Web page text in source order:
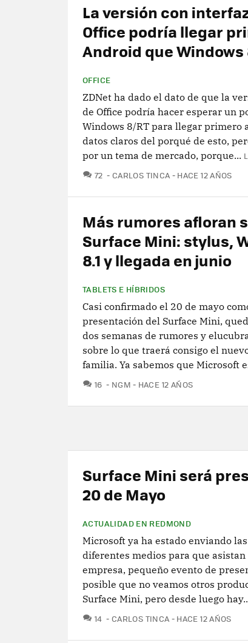
La versión con
Office podría llegar
Android que Windows
OFFICE
ZDNet ha dado el dato de que la
de Office podría hacer esperar un
Windows 8/RT para llegar primero
datos claros del porqué de esto,
por un tema de mercado, porque...
72 COMENTARIOS
CARLOS TINCA HACE 12 AÑOS
Más rumores afloran
Surface Mini: stylus,
8.1 y llegada en junio
TABLETS E HÍBRIDOS
Casi confirmado el 20 de mayo
presentación del Surface Mini,
dos semanas de rumores y
sobre lo que traerá consigo el
familia. Ya sabemos que Microsoft
16 COMENTARIOS
NGM HACE 12 AÑOS
Surface Mini será
20 de Mayo
ACTUALIDAD EN REDMOND
Microsoft ya ha estado enviando
diferentes medios para que asistan
empresa, pequeño evento de
posible que no veamos otros
Surface Mini, pero desde luego
14 COMENTARIOS
CARLOS TINCA HACE 12 AÑOS